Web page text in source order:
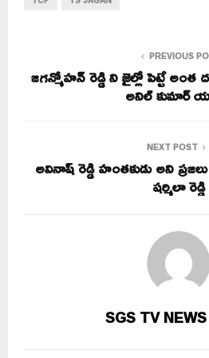
PREVIOUS
జగన్మోహన్ రెడ్డి ని జైల్లో పెట్టే అంత
అనిల్ కుమార్
NEXT POST
అవినాష్ రెడ్డి హంతకుడు అని
షర్మిలా రెడ్డి
SGS TV